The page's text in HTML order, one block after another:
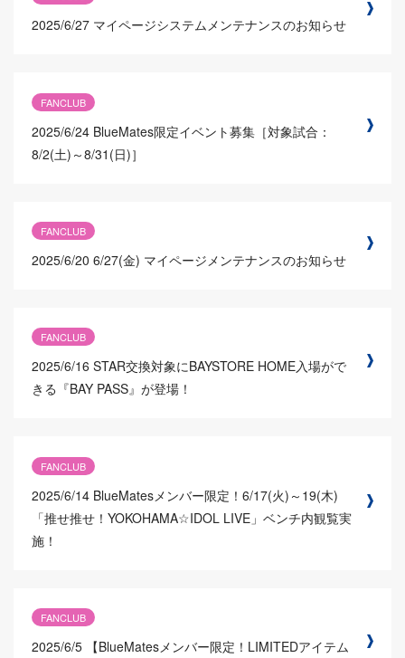
2025/6/27 マイページシステムメンテナンスのお知らせ
FANCLUB
2025/6/24 BlueMates限定イベント募集［対象試合：
8/2(土)～8/31(日)］
FANCLUB
2025/6/20 6/27(金) マイページメンテナンスのお知らせ
FANCLUB
2025/6/16 STAR交換対象にBAYSTORE HOME入場がで
きる『BAY PASS』が登場！
FANCLUB
2025/6/14 BlueMatesメンバー限定！6/17(火)～19(木)
「推せ推せ！YOKOHAMA☆IDOL LIVE」ベンチ内観覧実
施！
FANCLUB
2025/6/5 【BlueMatesメンバー限定！LIMITEDアイテム